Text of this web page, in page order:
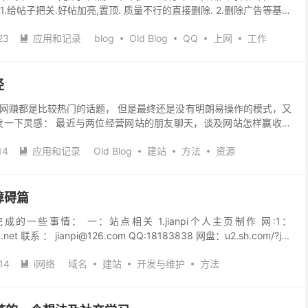
给帖子把关.好帖加亮,置顶. 质量不行的直接删除. 2.删除广告等基本
 应用和记录 blog Old Blog QQ 上网 工作
赚都是比较热门的话题， 但是最终还是没有明朗易操作的模式，又
下灵感： 最近与两位经营网站的朋友聊天，谈及网站怎样赢收的
 应用和记录 Old Blog 建站 方法 资源
碍篇
的一些事情： 一：站点相关 1.jianpi个人主页制作 网:1：
联系 ： jianpi@126.com QQ:18183838 网盘：u2.sh.com/?j...
 i网络 域名 建站 开发与维护 方法